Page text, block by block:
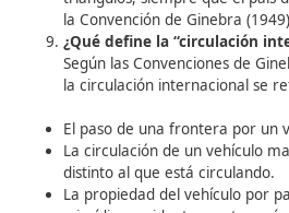
sobre una superficie
techo del vehículo por su
equipada con un
colocarla en la puerta
¿Qué ocurre con los
países que circulen por
Los vehículos